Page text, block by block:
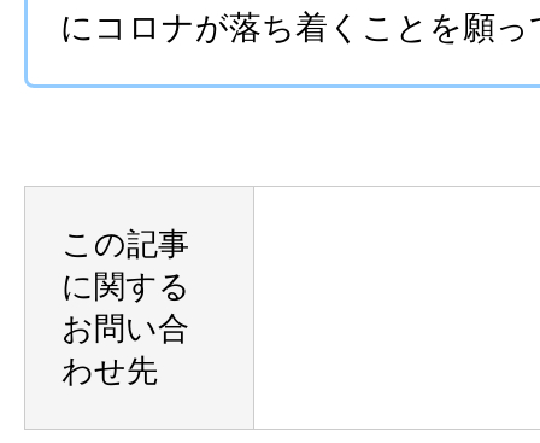
にコロナが落ち着くことを願
この記事
に関する
お問い合
わせ先